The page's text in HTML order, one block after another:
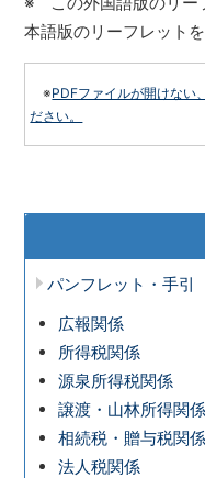
本語版のリーフレット
※PDFファイルが開けない
ださい。
パンフレット・手引
広報関係
所得税関係
源泉所得税関係
譲渡・山林所得関係
相続税・贈与税関係
法人税関係